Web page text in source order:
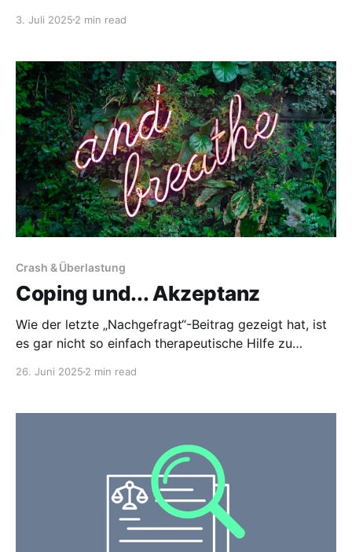
und Schinken im Gepäck. Das Ziel dieser Aktion: Mein
Umzug einmal richtig verwöhnen lassen. Die beiden
kümmern sich um
3. Juli 2025 2 min read
Crash & Überlastung
Coping und... Akzeptanz
Wie der letzte „Nachgefragt“-Beitrag gezeigt hat, ist
es gar nicht so einfach therapeutische Hilfe zu
26. Juni 2025 2 min read